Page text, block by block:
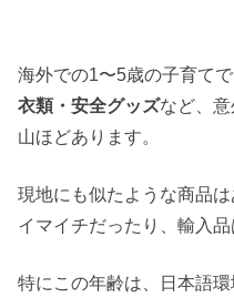
海外での1〜5歳の子育てで
衣類・安全グッズなど、
山ほどあります。
現地にも似たような商品
イマイチだったり、輸入
特にこの年齢は、日本語